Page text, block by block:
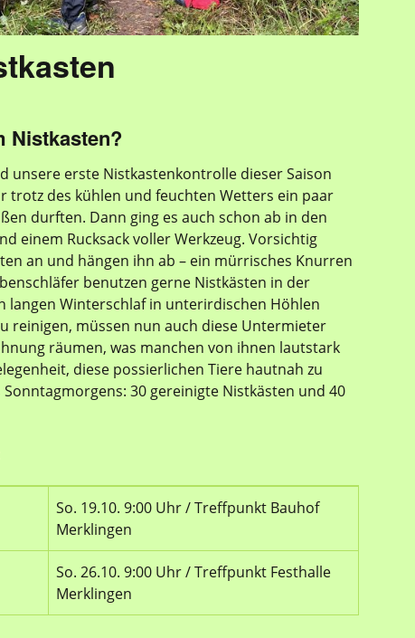
Nistkasten?
unsere erste Nistkastenkontrolle dieser Saison
trotz des kühlen und feuchten Wetters ein paar
durften. Dann ging es auch schon ab in den
einem Rucksack voller Werkzeug. Vorsichtig
an und hängen ihn ab – ein mürrisches Knurren
benutzen gerne Nistkästen in der
langen Winterschlaf in unterirdischen Höhlen
reinigen, müssen nun auch diese Untermieter
räumen, was manchen von ihnen lautstark
diese possierlichen Tiere hautnah zu
30 gereinigte Nistkästen und 40
So. 19.10. 9:00 Uhr / Treffpunkt Bauhof
Merklingen
So. 26.10. 9:00 Uhr / Treffpunkt Festhalle
Merklingen